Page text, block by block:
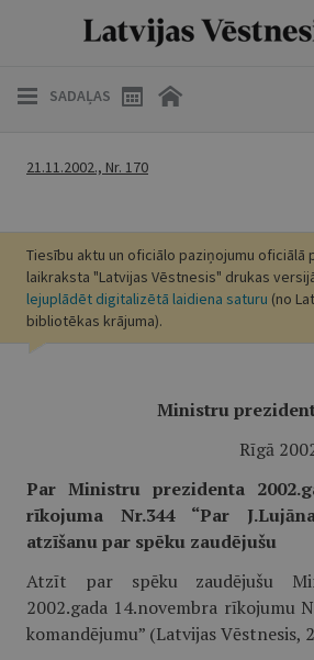
SADAĻAS
21.11.2002., Nr. 170
Tiesību aktu un oficiālo paziņojumu oficiālā
laikraksta "Latvijas Vēstnesis" drukas
lejuplādēt digitalizētā laidiena saturu (no
bibliotēkas krājuma).
Ministru
Rīgā
Par Ministru prezidenta
rīkojuma Nr.344 “Par
atzīšanu par spēku zaudējušu
Atzīt par spēku zaudējušu
2002.gada 14.novembra rīkojumu
komandējumu” (Latvijas Vēstnesis,